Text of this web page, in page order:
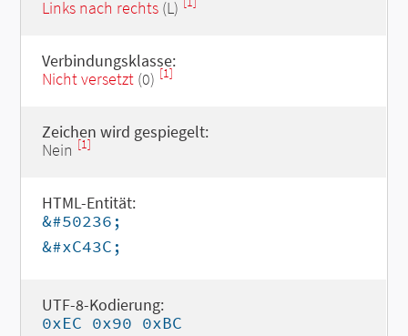
Links nach rechts(L)
Verbindungsklasse:
Nicht versetzt(0) [1]
Zeichen wird gespiegelt:
Nein [1]
HTML-Entität:
&#50236;
&#xC43C;
UTF-8-Kodierung:
0xEC 0x90 0xBC